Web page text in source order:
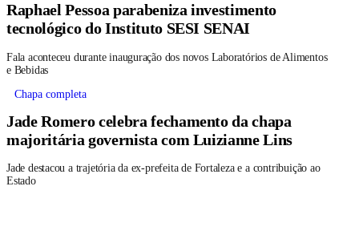
Raphael Pessoa parabeniza investimento
tecnológico do Instituto SESI SENAI
Fala aconteceu durante inauguração dos novos Laboratórios de Alimentos
e Bebidas
Chapa completa
Jade Romero celebra fechamento da chapa
majoritária governista com Luizianne Lins
Jade destacou a trajetória da ex-prefeita de Fortaleza e a contribuição ao
Estado